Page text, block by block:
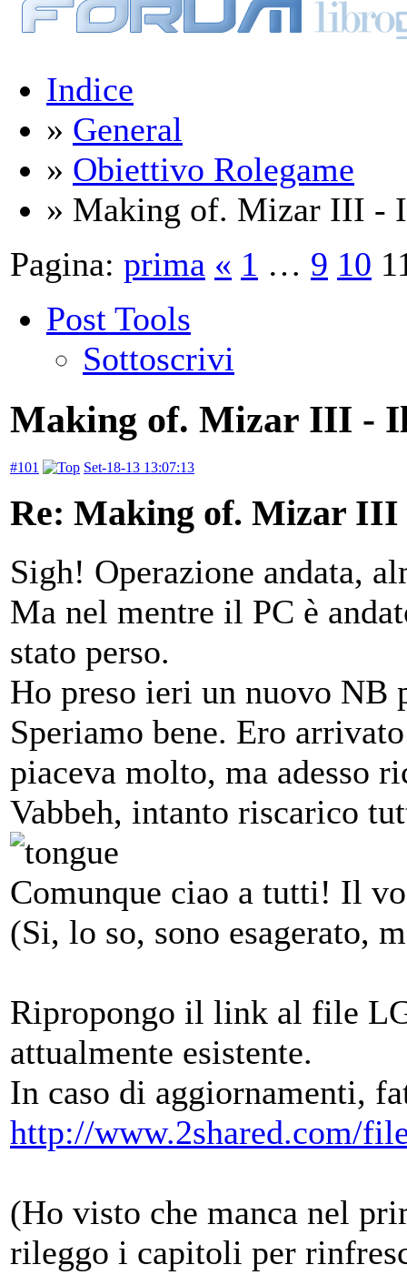
Indice
» General
» Obiettivo Rolegame
» Making of. Mizar III -
Pagina: prima « 1 … 9 10
Post Tools
Sottoscrivi
Making of. Mizar III - Il
#101 Set-18-13 13:07:13
Re: Making of. Mizar III
Sigh! Operazione andata,
Ma nel mentre il PC è
stato perso.
Ho preso ieri un nuovo NB
Speriamo bene. Ero
piaceva molto, ma adesso
Vabbeh, intanto riscarico
Comunque ciao a tutti! Il
(Si, lo so, sono esagerato,
Ripropongo il link al file
attualmente esistente.
In caso di aggiornamenti,
http://www.2shared.com/
(Ho visto che manca nel
rileggo i capitoli per